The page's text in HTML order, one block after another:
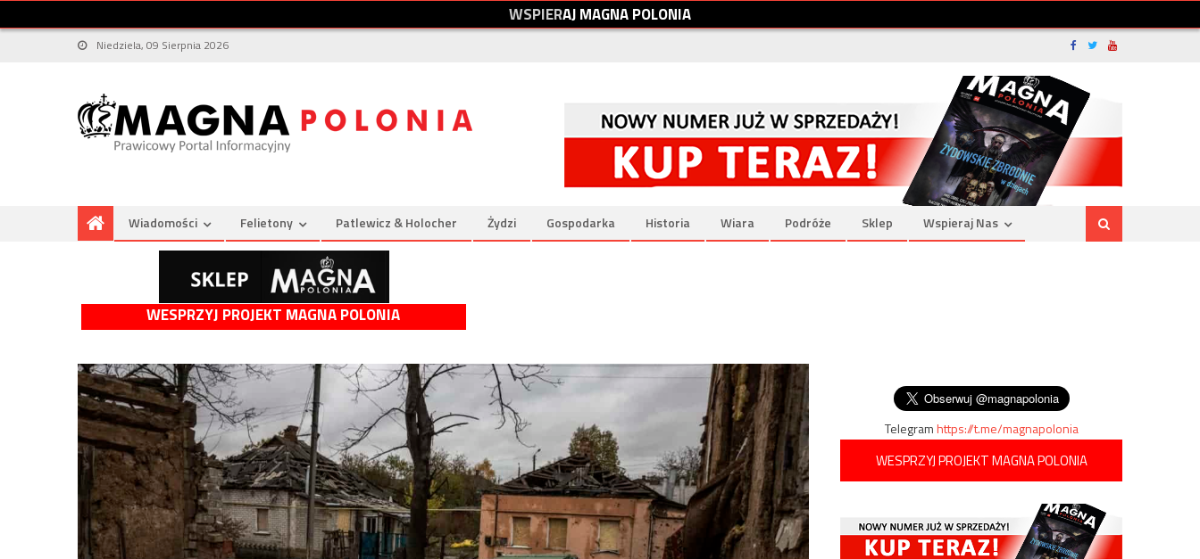
WSPIERAJMAGNAPOLONIA
Niedziela, 09 Sierpnia 2026
Wiadomości Felietony Patlewicz & Holocher Żydzi Gospodarka Historia Wiara Podróże Sklep Wspieraj Nas
WESPRZYJ PROJEKT MAGNA POLONIA
Telegramhttps://t.me/magnapolonia
WESPRZYJ PROJEKT MAGNA POLONIA